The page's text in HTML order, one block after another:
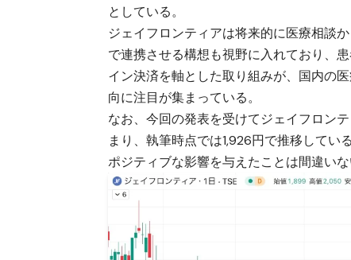
としている。
ジェイフロンティアは将来的に医療相談
で連携させる構想も視野に入れており、
イン決済を軸とした取り組みが、国内の
向に注目が集まっている。
なお、今回の発表を受けてジェイフロン
まり、執筆時点では1,926円で推移して
ポジティブな影響を与えたことは間違いな